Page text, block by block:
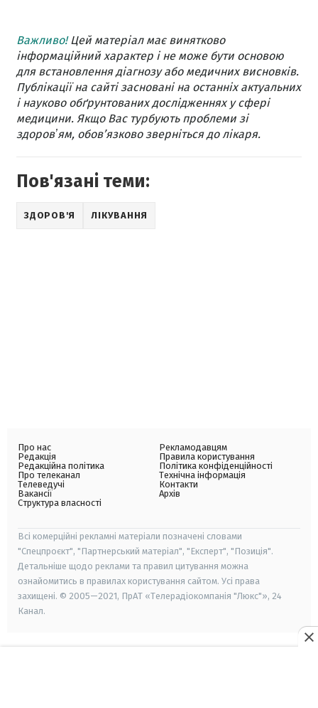
Важливо!Цей матеріал має винятково
інформаційний характер і не може бути основою
для встановлення діагнозу або медичних висновків.
Публікації на сайті засновані на останніх актуальних
і науково обґрунтованих дослідженнях у сфері
медицини. Якщо Вас турбують проблеми зі
здоровʼям, обов’язково зверніться до лікаря.
Пов'язані теми:
ЗДОРОВ'Я ЛІКУВАННЯ
Про нас
Редакція
Редакційна політика
Про телеканал
Телеведучі
Вакансії
Структура власності
Рекламодавцям
Правила користування
Політика конфіденційності
Технічна інформація
Контакти
Архів
Всі комерційні рекламні матеріали позначені словами
"Спецпроєкт", "Партнерський матеріал", "Експерт", "Позиція".
Детальніше щодо реклами та правил цитування можна
ознайомитись в правилах користування сайтом. Усі права
захищені. © 2005—2021, ПрАТ «Телерадіокомпанія "Люкс"», 24
Канал.